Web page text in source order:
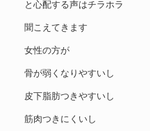
と心配する声はチラホラ
聞こえてきます
女性の方が
骨が弱くなりやすいし
皮下脂肪つきやすいし
筋肉つきにくいし